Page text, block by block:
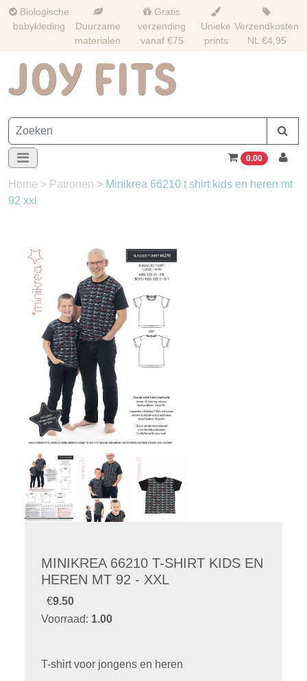
Biologische
babykleding
Duurzame
materialen
Gratis
verzending
vanaf €75
Unieke
prints
Verzendkosten
NL €4,95
0.00
Home > Patronen > Minikrea 66210 t shirt kids en heren mt
92 xxl
MINIKREA 66210 T-SHIRT KIDS EN
HEREN MT 92 - XXL
€9.50
Voorraad: 1.00
T-shirt voor jongens en heren